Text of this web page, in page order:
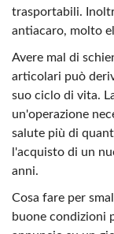
trasportabili.
antiacaro, molto
Avere mal di
articolari può
suo ciclo di vita.
un'operazione
salute più di
l'acquisto di un
anni.
Cosa fare per
buone condizioni